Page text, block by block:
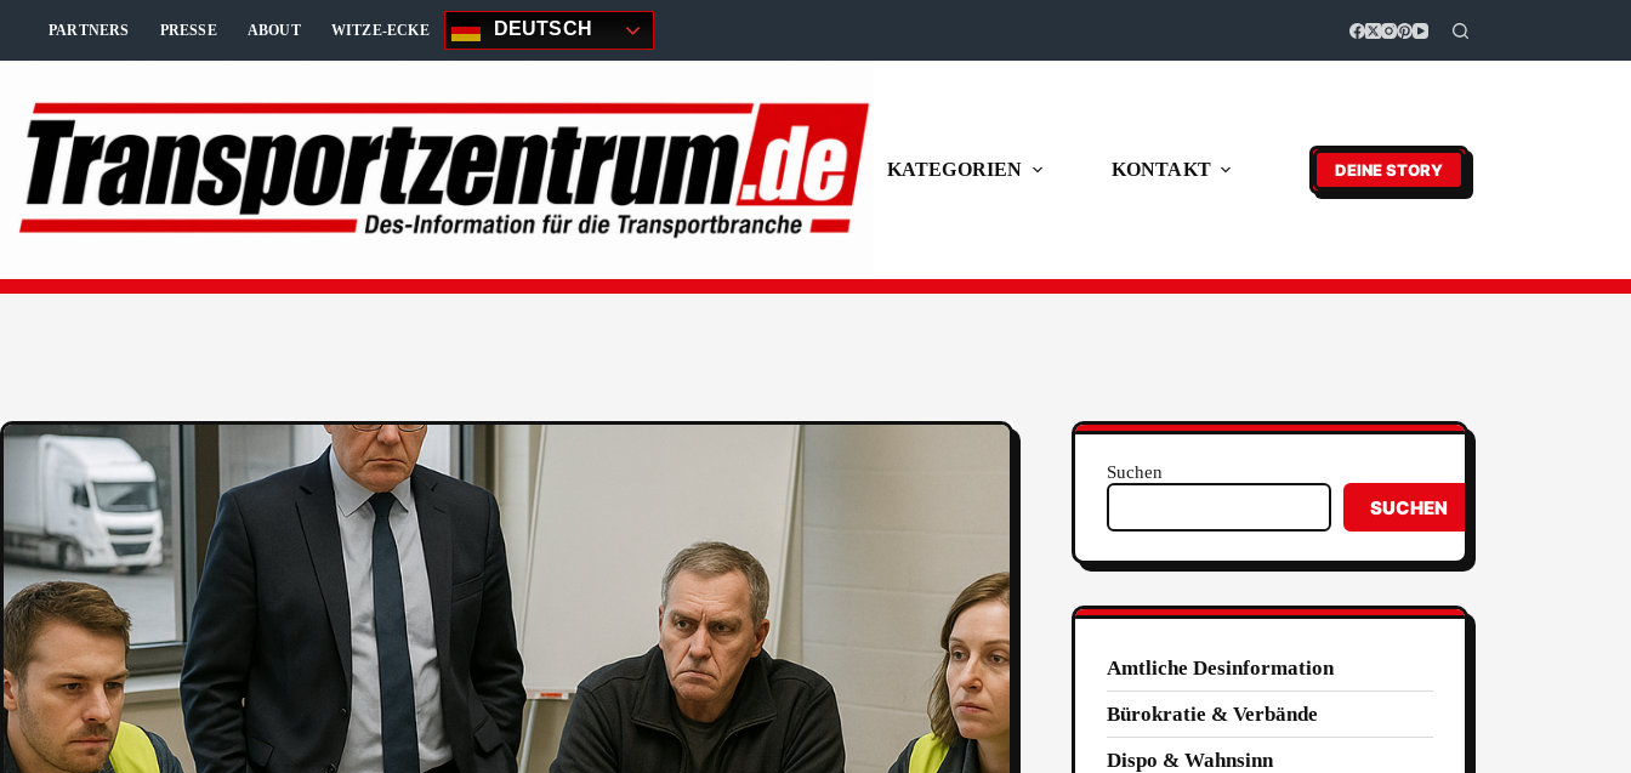
PARTNERS PRESSE ABOUT WITZE-ECKE DEUTSCH
KATEGORIEN KONTAKT DEINE STORY
Suchen
SUCHEN
Amtliche Desinformation
Bürokratie & Verbände
Dispo & Wahnsinn